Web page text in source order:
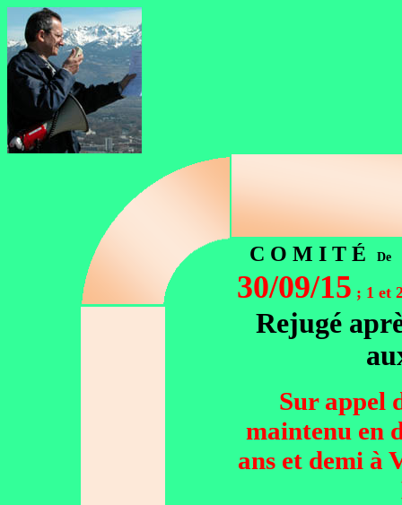
C O M I T É De
30/09/15 ; 1 et
Rejugé
Sur appel
maintenu en
ans et demi à